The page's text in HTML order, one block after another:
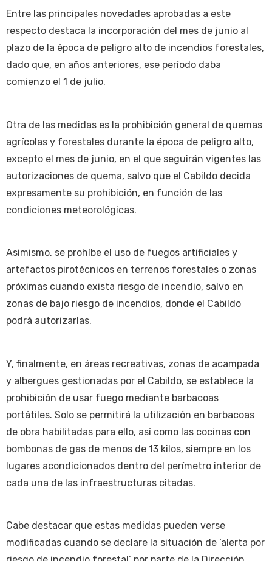
Entre las principales novedades aprobadas a este
respecto destaca la incorporación del mes de junio al
plazo de la época de peligro alto de incendios forestales,
dado que, en años anteriores, ese período daba
comienzo el 1 de julio.
Otra de las medidas es la prohibición general de quemas
agrícolas y forestales durante la época de peligro alto,
excepto el mes de junio, en el que seguirán vigentes las
autorizaciones de quema, salvo que el Cabildo decida
expresamente su prohibición, en función de las
condiciones meteorológicas.
Asimismo, se prohíbe el uso de fuegos artificiales y
artefactos pirotécnicos en terrenos forestales o zonas
próximas cuando exista riesgo de incendio, salvo en
zonas de bajo riesgo de incendios, donde el Cabildo
podrá autorizarlas.
Y, finalmente, en áreas recreativas, zonas de acampada
y albergues gestionadas por el Cabildo, se establece la
prohibición de usar fuego mediante barbacoas
portátiles. Solo se permitirá la utilización en barbacoas
de obra habilitadas para ello, así como las cocinas con
bombonas de gas de menos de 13 kilos, siempre en los
lugares acondicionados dentro del perímetro interior de
cada una de las infraestructuras citadas.
Cabe destacar que estas medidas pueden verse
modificadas cuando se declare la situación de ‘alerta por